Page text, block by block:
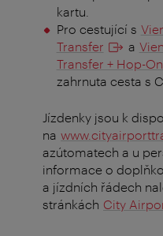
kartu.
Pro cestující s
Transfer
a
Transfer + Hop-
zahrnuta cesta s
Jízdenky jsou k
na
azútomatech a u
informace o
a jízdních řádech
stránkách City